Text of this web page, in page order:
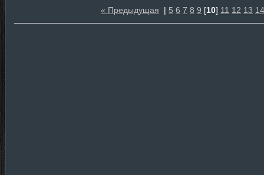
« Предыдущая | 5 6 7 8 9 [10] 11 12 13 14